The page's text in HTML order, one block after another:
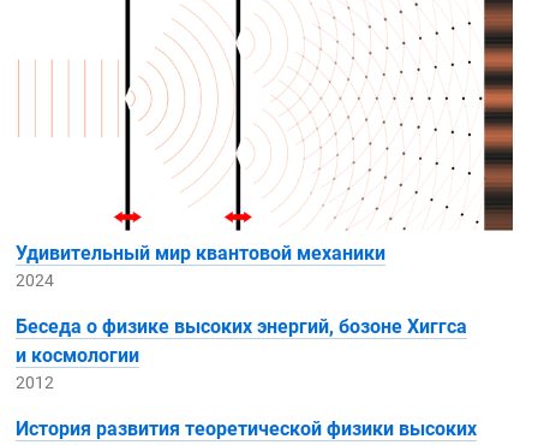
Удивительный мир квантовой механики
2024
Беседа о физике высоких энергий, бозоне Хиггса
и космологии
2012
История развития теоретической физики высоких